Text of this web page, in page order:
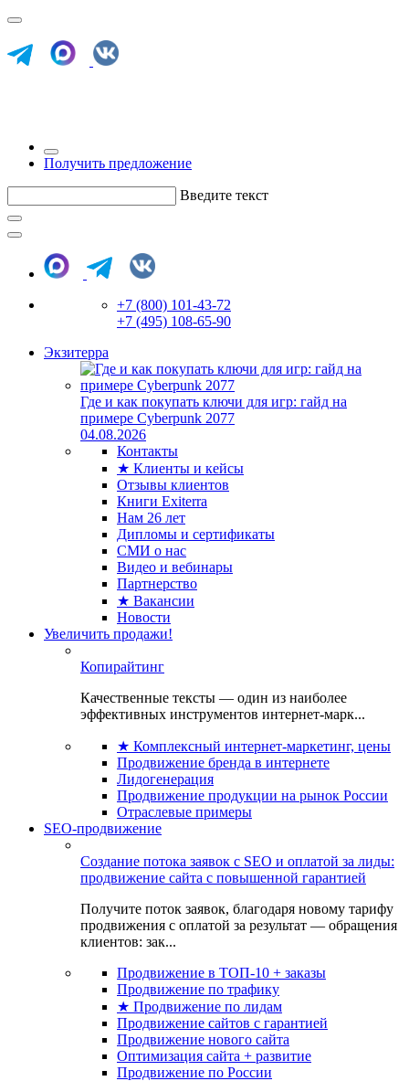
Получить предложение
Введите текст
+7 (800) 101-43-72
+7 (495) 108-65-90
Экзитерра
Где и как покупать ключи для игр: гайд на
примере Cyberpunk 2077
04.08.2026
Контакты
★ Клиенты и кейсы
Отзывы клиентов
Книги Exiterra
Нам 26 лет
Дипломы и сертификаты
СМИ о нас
Видео и вебинары
Партнерство
★ Вакансии
Новости
Увеличить продажи!
Копирайтинг
Качественные тексты — один из наиболее
эффективных инструментов интернет-марк...
★ Комплексный интернет-маркетинг, цены
Продвижение бренда в интернете
Лидогенерация
Продвижение продукции на рынок России
Отраслевые примеры
SEO-продвижение
Создание потока заявок с SEO и оплатой за лиды:
продвижение сайта с повышенной гарантией
Получите поток заявок, благодаря новому тарифу
продвижения с оплатой за результат — обращения
клиентов: зак...
Продвижение в ТОП-10 + заказы
Продвижение по трафику
★ Продвижение по лидам
Продвижение сайтов с гарантией
Продвижение нового сайта
Оптимизация сайта + развитие
Продвижение по России